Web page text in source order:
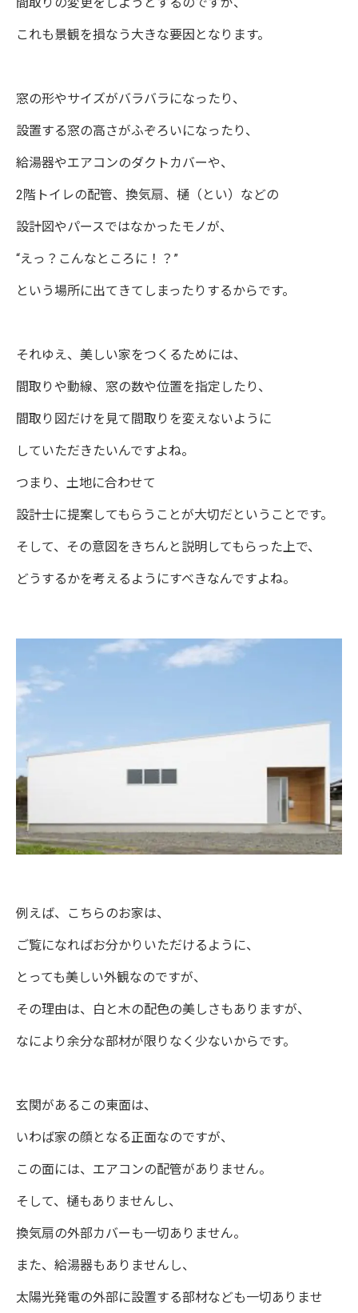
これも景観を損なう大きな要因となります。
窓の形やサイズがバラバラになったり、
設置する窓の高さがふぞろいになったり、
給湯器やエアコンのダクトカバーや、
2階トイレの配管、換気扇、樋（とい）などの
設計図やパースではなかったモノが、
“えっ？こんなところに！？”
という場所に出てきてしまったりするからです。
それゆえ、美しい家をつくるためには、
間取りや動線、窓の数や位置を指定したり、
間取り図だけを見て間取りを変えないように
していただきたいんですよね。
つまり、土地に合わせて
設計士に提案してもらうことが大切だということです。
そして、その意図をきちんと説明してもらった上で、
どうするかを考えるようにすべきなんですよね。
例えば、こちらのお家は、
ご覧になればお分かりいただけるように、
とっても美しい外観なのですが、
その理由は、白と木の配色の美しさもありますが、
なにより余分な部材が限りなく少ないからです。
玄関があるこの東面は、
いわば家の顔となる正面なのですが、
この面には、エアコンの配管がありません。
そして、樋もありませんし、
換気扇の外部カバーも一切ありません。
また、給湯器もありませんし、
太陽光発電の外部に設置する部材なども一切ありませ